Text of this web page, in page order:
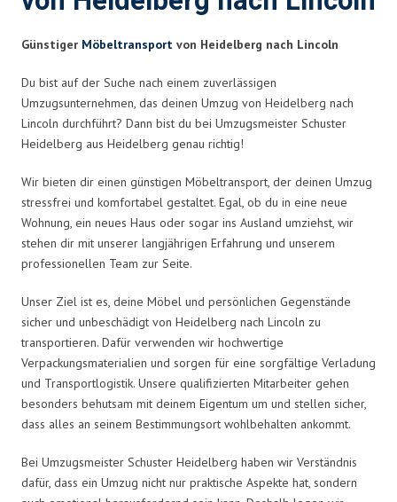
Günstiger Möbeltransport von Heidelberg nach Lincoln
Du bist auf der Suche nach einem zuverlässigen
Umzugsunternehmen, das deinen Umzug von Heidelberg nach
Lincoln durchführt? Dann bist du bei Umzugsmeister Schuster
Heidelberg aus Heidelberg genau richtig!
Wir bieten dir einen günstigen Möbeltransport, der deinen Umzug
stressfrei und komfortabel gestaltet. Egal, ob du in eine neue
Wohnung, ein neues Haus oder sogar ins Ausland umziehst, wir
stehen dir mit unserer langjährigen Erfahrung und unserem
professionellen Team zur Seite.
Unser Ziel ist es, deine Möbel und persönlichen Gegenstände
sicher und unbeschädigt von Heidelberg nach Lincoln zu
transportieren. Dafür verwenden wir hochwertige
Verpackungsmaterialien und sorgen für eine sorgfältige Verladung
und Transportlogistik. Unsere qualifizierten Mitarbeiter gehen
besonders behutsam mit deinem Eigentum um und stellen sicher,
dass alles an seinem Bestimmungsort wohlbehalten ankommt.
Bei Umzugsmeister Schuster Heidelberg haben wir Verständnis
dafür, dass ein Umzug nicht nur praktische Aspekte hat, sondern